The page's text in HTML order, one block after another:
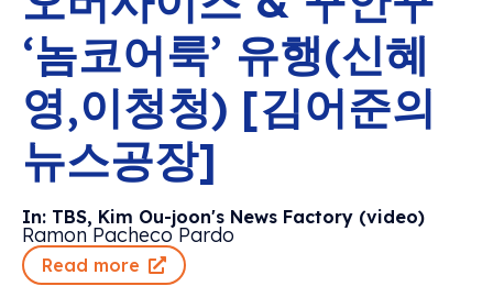
‘놈코어룩’ 유행(신혜
영,이청청) [김어준의
뉴스공장]
In: TBS, Kim Ou-joon's News Factory (video)
Ramon Pacheco Pardo
Read more